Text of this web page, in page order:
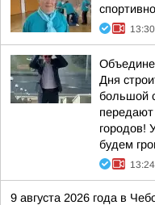
13:30
Дня
большой
передают
городов!
будем
13:24
9 августа 2026 года в